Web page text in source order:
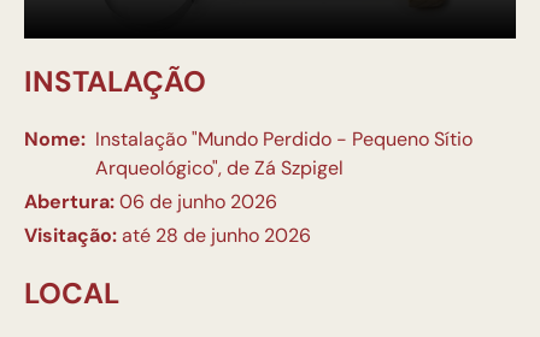
INSTALAÇÃO
Nome: Instalação "Mundo Perdido - Pequeno Sítio
Arqueológico", de Zá Szpigel
Abertura:06 de junho 2026
Visitação:até 28 de junho 2026
LOCAL